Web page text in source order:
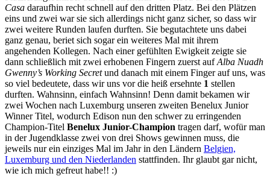
Casa daraufhin recht schnell auf den dritten Platz. Bei den Plätzen
eins und zwei war sie sich allerdings nicht ganz sicher, so dass wir
zwei weitere Runden laufen durften. Sie begutachtete uns dabei
ganz genau, beriet sich sogar ein weiteres Mal mit ihrem
angehenden Kollegen. Nach einer gefühlten Ewigkeit zeigte sie
dann schließlich mit zwei erhobenen Fingern zuerst aufAlba Nuadh
Gwenny’s Working Secretund danach mit einem Finger auf uns, was
so viel bedeutete, dass wir uns vor die heiß ersehnte 1 stellen
durften. Wahnsinn, einfach Wahnsinn! Denn damit bekamen wir
zwei Wochen nach Luxemburg unseren zweiten Benelux Junior
Winner Titel, wodurch Edison nun den schwer zu erringenden
Champion-Titel Benelux Junior-Champion tragen darf, wofür man
in der Jugendklasse zwei von drei Shows gewinnen muss, die
jeweils nur ein einziges Mal im Jahr in den Ländern Belgien,
Luxemburg und den Niederlanden stattfinden. Ihr glaubt gar nicht,
wie ich mich gefreut habe!! :)